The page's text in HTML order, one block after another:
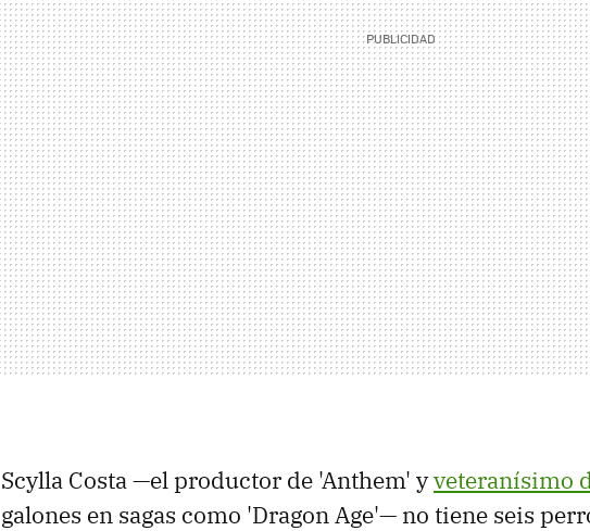
Scylla Costa —el productor de 'Anthem' yveteranísimo
galones en sagas como 'Dragon Age'— no tiene seis